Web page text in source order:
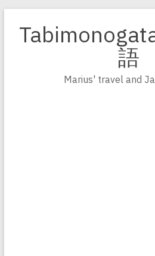
Inhalt
springen
語
Marius' travel and